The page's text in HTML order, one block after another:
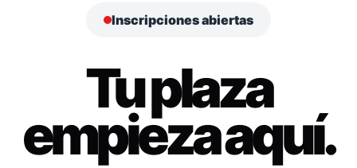
Inscripciones abiertas
Tu plaza
empieza aquí.